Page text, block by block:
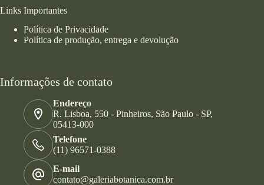
Links Importantes
Política de Privacidade
Política de produção, entrega e devolução
Informações de contato
Endereço
R. Lisboa, 550 - Pinheiros, São Paulo - SP,
05413-000
Telefone
(11) 96571-0388
E-mail
contato@galeriabotanica.com.br